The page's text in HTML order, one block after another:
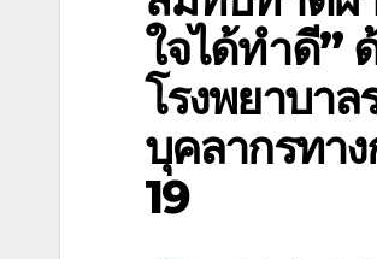
ใจได้ทำดี”
โรงพยาบา
บุคลากรทา
19